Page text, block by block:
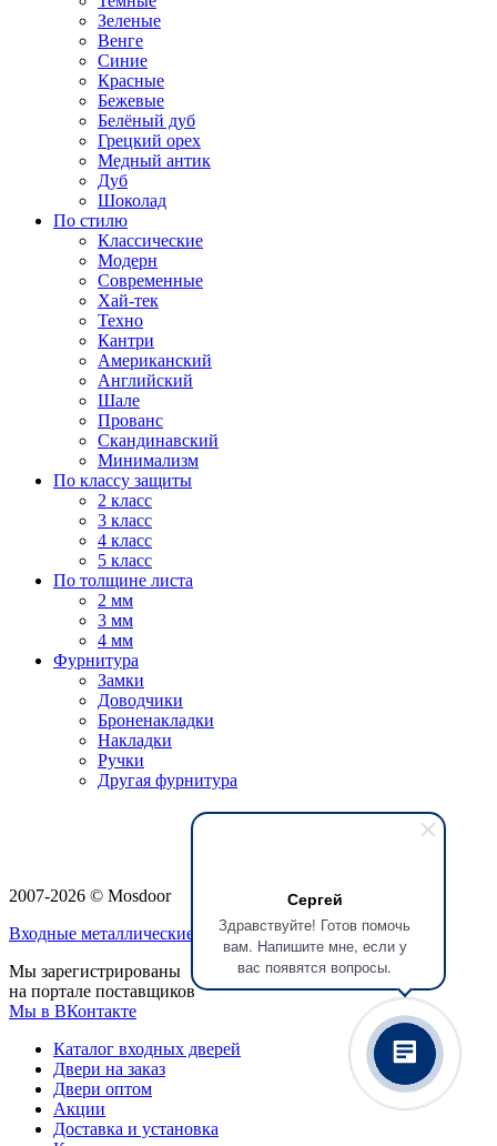
Сергей
Здравствуйте! Готов помочь
вам. Напишите мне, если у
вас появятся вопросы.
Зеленые
Венге
Синие
Красные
Бежевые
Белёный дуб
Грецкий орех
Медный антик
Дуб
Шоколад
По стилю
Классические
Модерн
Современные
Хай-тек
Техно
Кантри
Американский
Английский
Шале
Прованс
Скандинавский
Минимализм
По классу защиты
2 класс
3 класс
4 класс
5 класс
По толщине листа
2 мм
3 мм
4 мм
Фурнитура
Замки
Доводчики
Броненакладки
Накладки
Ручки
Другая фурнитура
2007-2026 © Mosdoor
Входные металлические дверив Сергиеве Посаде
Мы зарегистрированы
на портале поставщиков
Мы в ВКонтакте
Каталог входных дверей
Двери на заказ
Двери оптом
Акции
Доставка и установка